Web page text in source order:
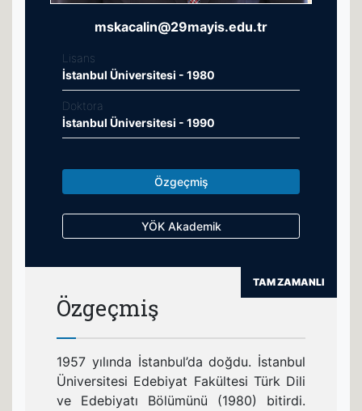
mskacalin@29mayis.edu.tr
Lisans
İstanbul Üniversitesi - 1980
Doktora
İstanbul Üniversitesi - 1990
Özgeçmiş
YÖK Akademik
TAM ZAMANLI
Özgeçmiş
1957 yılında İstanbul’da doğdu. İstanbul
Üniversitesi Edebiyat Fakültesi Türk Dili
ve Edebiyatı Bölümünü (1980) bitirdi.